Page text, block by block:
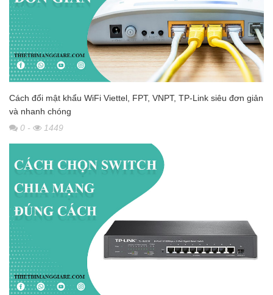
Cách đổi mật khẩu WiFi Viettel, FPT, VNPT, TP-Link siêu đơn giản
và nhanh chóng
0 - 1449